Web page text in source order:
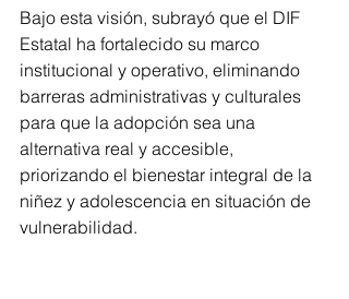
Bajo esta visión, subrayó que el DIF
Estatal ha fortalecido su marco
institucional y operativo, eliminando
barreras administrativas y culturales
para que la adopción sea una
alternativa real y accesible,
priorizando el bienestar integral de la
niñez y adolescencia en situación de
vulnerabilidad.